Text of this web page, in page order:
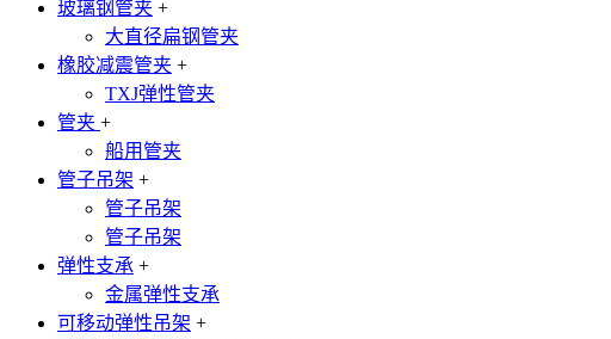
玻璃钢管夹 +
大直径扁钢管夹
橡胶减震管夹 +
TXJ弹性管夹
管夹 +
船用管夹
管子吊架 +
管子吊架
管子吊架
弹性支承 +
金属弹性支承
可移动弹性吊架 +